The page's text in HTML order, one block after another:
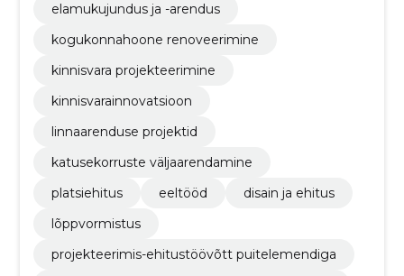
elamukujundus ja -arendus
kogukonnahoone renoveerimine
kinnisvara projekteerimine
kinnisvarainnovatsioon
linnaarenduse projektid
katusekorruste väljaarendamine
platsiehitus
eeltööd
disain ja ehitus
lõppvormistus
projekteerimis-ehitustöövõtt puitelemendiga